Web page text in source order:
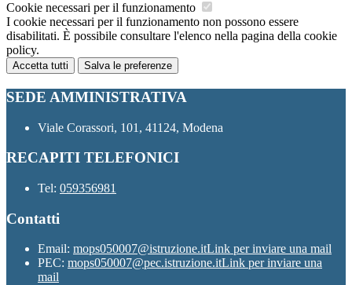
Cookie necessari per il funzionamento
I cookie necessari per il funzionamento non possono essere
disabilitati. È possibile consultare l'elenco nella pagina della cookie
policy.
Accetta tutti Salva le preferenze
SEDE AMMINISTRATIVA
Viale Corassori, 101, 41124, Modena
RECAPITI TELEFONICI
Tel: 059356981
Contatti
Email: mops050007@istruzione.itLink per inviare una mail
PEC: mops050007@pec.istruzione.itLink per inviare una
mail